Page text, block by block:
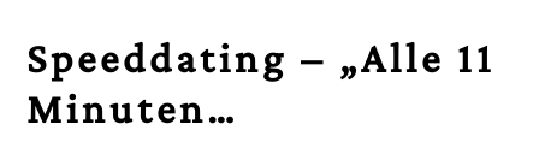
Speeddating – „Alle 11
Minuten…